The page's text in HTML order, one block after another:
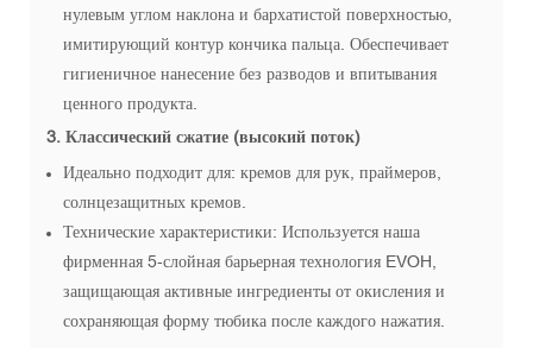
нулевым углом наклона и бархатистой поверхностью,
имитирующий контур кончика пальца. Обеспечивает
гигиеничное нанесение без разводов и впитывания
ценного продукта.
3. Классический сжатие (высокий поток)
Идеально подходит для: кремов для рук, праймеров,
солнцезащитных кремов.
Технические характеристики: Используется наша
фирменная 5-слойная барьерная технология EVOH,
защищающая активные ингредиенты от окисления и
сохраняющая форму тюбика после каждого нажатия.